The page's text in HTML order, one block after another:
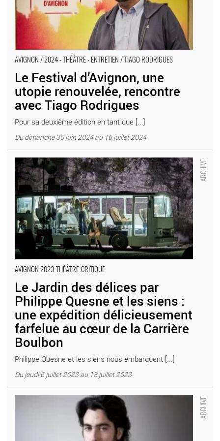
AVIGNON / 2024 - THÉÂTRE - ENTRETIEN / TIAGO RODRIGUES
Le Festival d’Avignon, une
utopie renouvelée, rencontre
avec Tiago Rodrigues
Pour sa deuxième édition en tant que [...]
Du dimanche 30 juin 2024 au 16 juillet 2024
AVIGNON 2023-THÉÂTRE-CRITIQUE
Le Jardin des délices par
Philippe Quesne et les siens :
une expédition délicieusement
farfelue au cœur de la Carrière
Boulbon
Philippe Quesne et les siens nous embarquent [...]
Du jeudi 6 juillet 2023 au 18 juillet 2023
expédition délicieusement farfelue au cœur de la Carrière
Boulbon - Critique sortie Avignon / 2023 Boulbon Carrière
Boulbon
Karamazov - Critique sortie Avignon / 2016 Boulbon Festival
d’Avignon. Carrière de Boulbon